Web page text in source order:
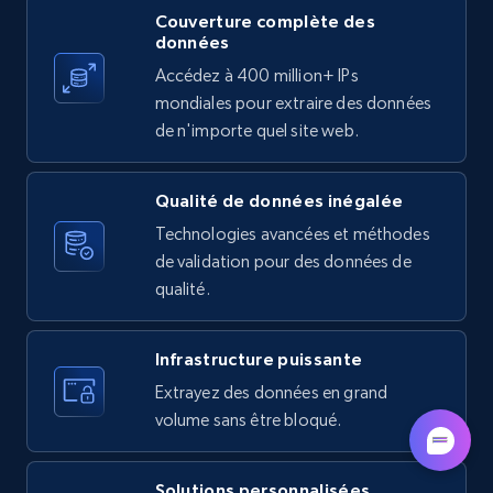
Indeed job listings information - Collect
new jobs by keyword search in specific
Jobid, Company name, Date posted parsed, Job
title, Description text, Benefits, Qualifications,
Job type, and more.
761+
Indeed job listings information - Discover
jobs by company URL
Jobid, Company name, Date posted parsed, Job
title, Description text, Benefits, Qualifications,
Couverture complète des
données
Accédez à 400 million+ IPs
mondiales pour extraire des données
de n'importe quel site web.
Qualité de données inégalée
Technologies avancées et méthodes
de validation pour des données de
qualité.
Infrastructure puissante
Extrayez des données en grand
volume sans être bloqué.